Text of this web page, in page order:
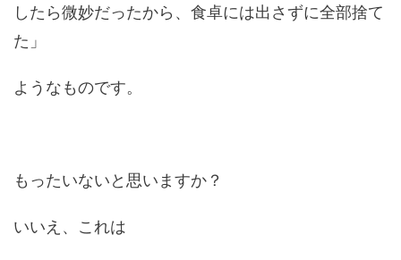
したら微妙だったから、食卓には出さずに全部捨て
た」
ようなものです。
もったいないと思いますか？
いいえ、これは